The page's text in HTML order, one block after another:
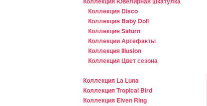
Коллекция Disco
Коллекция Baby Doll
Коллекция Saturn
Коллекции Артефакты
Коллекция Illusion
Коллекция Цвет сезона
Коллекция La Luna
Коллекция Tropical Bird
Коллекция Elven Ring